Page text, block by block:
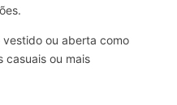
ou aberta como
casuais ou mais